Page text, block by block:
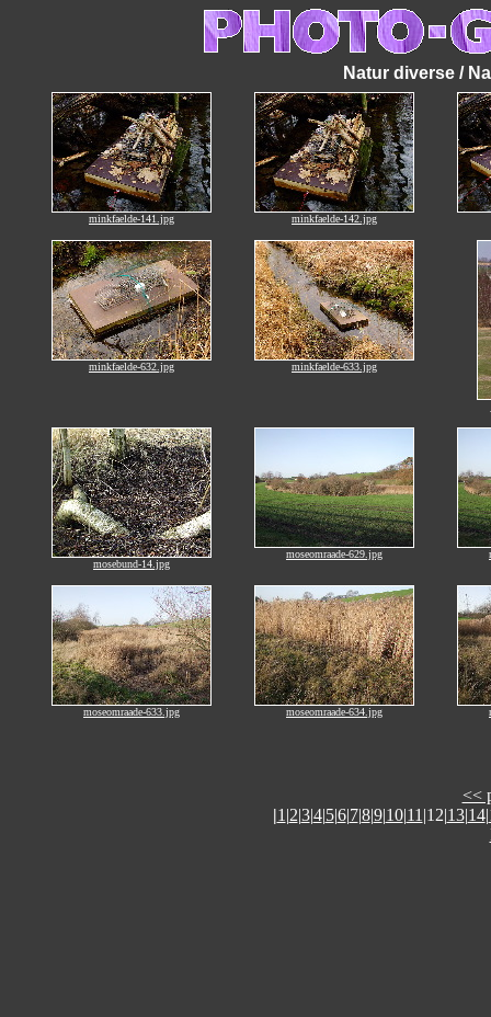
Natur diverse /
minkfaelde-141.jpg minkfaelde-142.jpg
minkfaelde-632.jpg minkfaelde-633.jpg
mosebund-14.jpg
moseomraade-629.jpg
moseomraade-633.jpg moseomraade-634.jpg
<<
|1 |2|3|4|5|6|7|8|9|10|11 |12|13|14|